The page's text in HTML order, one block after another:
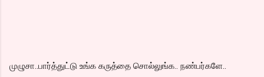
முழுசா..பார்த்துட்டு உங்க கருத்தை சொல்லுங்க.. நண்பர்களே..